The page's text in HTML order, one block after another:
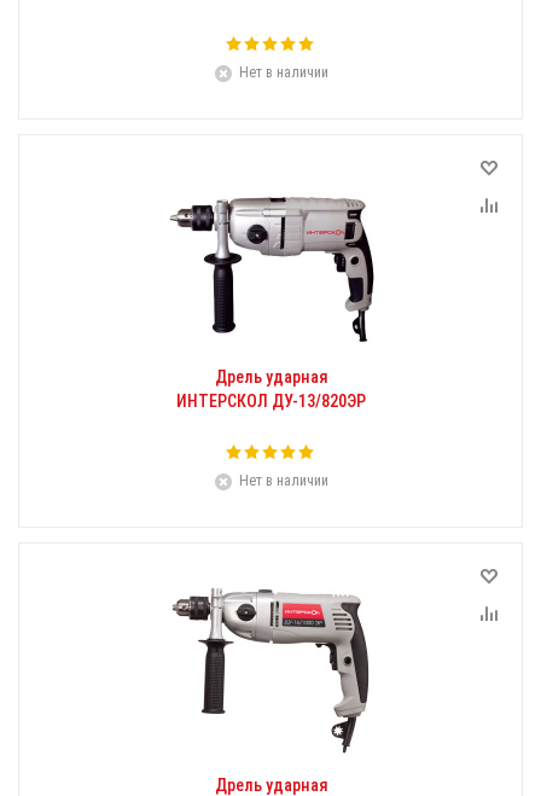
Нет в наличии
Дрель ударная
ИНТЕРСКОЛ ДУ-13/820ЭР
Нет в наличии
Дрель ударная